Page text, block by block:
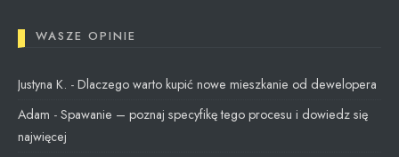
WASZE OPINIE
Justyna K. - Dlaczego warto kupić nowe mieszkanie od dewelopera
Adam - Spawanie – poznaj specyfikę tego procesu i dowiedz się
najwięcej